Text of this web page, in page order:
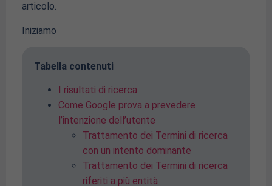
articolo.
Iniziamo
Tabella contenuti
I risultati di ricerca
Come Google prova a prevedere
l’intenzione dell’utente
Trattamento dei Termini di ricerca
con un intento dominante
Trattamento dei Termini di ricerca
riferiti a più entità